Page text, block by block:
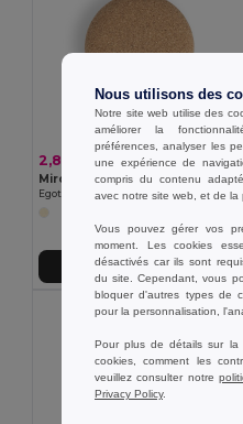
2,82 €
Miroir de sac à main double en liège
Egotier 94898
Ajouter au Panier
Nous utilisons des
Notre site web utilise des
améliorer la
préférences, analyser les
une expérience de
compris du contenu
avec notre site web, et de la
Vous pouvez gérer vos
moment. Les cookies
désactivés car ils sont
du site. Cependant, vous
bloquer d'autres types de
pour la personnalisation,
Pour plus de détails sur la
cookies, comment les
veuillez consulter notre
Privacy Policy.